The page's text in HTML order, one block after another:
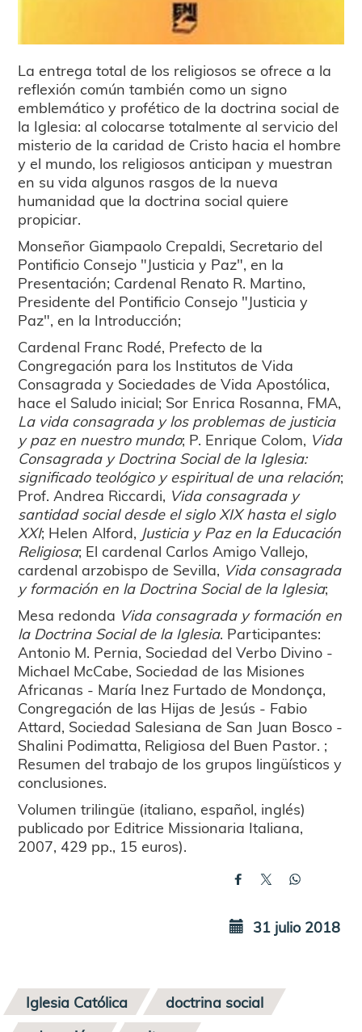
La entrega total de los religiosos se ofrece a la
reflexión común también como un signo
emblemático y profético de la doctrina social de
la Iglesia: al colocarse totalmente al servicio del
misterio de la caridad de Cristo hacia el hombre
y el mundo, los religiosos anticipan y muestran
en su vida algunos rasgos de la nueva
humanidad que la doctrina social quiere
propiciar.
Monseñor Giampaolo Crepaldi, Secretario del
Pontificio Consejo "Justicia y Paz", en la
Presentación; Cardenal Renato R. Martino,
Presidente del Pontificio Consejo "Justicia y
Paz", en la Introducción;
Cardenal Franc Rodé, Prefecto de la
Congregación para los Institutos de Vida
Consagrada y Sociedades de Vida Apostólica,
hace el Saludo inicial; Sor Enrica Rosanna, FMA,
La vida consagrada y los problemas de justicia
y paz en nuestro mundo; P. Enrique Colom, Vida
Consagrada y Doctrina Social de la Iglesia:
significado teológico y espiritual de una relación;
Prof. Andrea Riccardi, Vida consagrada y
santidad social desde el siglo XIX hasta el siglo
XXI; Helen Alford, Justicia y Paz en la Educación
Religiosa; El cardenal Carlos Amigo Vallejo,
cardenal arzobispo de Sevilla, Vida consagrada
y formación en la Doctrina Social de la Iglesia;
Mesa redonda Vida consagrada y formación en
la Doctrina Social de la Iglesia. Participantes:
Antonio M. Pernia, Sociedad del Verbo Divino -
Michael McCabe, Sociedad de las Misiones
Africanas - María Inez Furtado de Mondonça,
Congregación de las Hijas de Jesús - Fabio
Attard, Sociedad Salesiana de San Juan Bosco -
Shalini Podimatta, Religiosa del Buen Pastor. ;
Resumen del trabajo de los grupos lingüísticos y
conclusiones.
Volumen trilingüe (italiano, español, inglés)
publicado por Editrice Missionaria Italiana,
2007, 429 pp., 15 euros).
31 julio 2018
Iglesia Católica
doctrina social